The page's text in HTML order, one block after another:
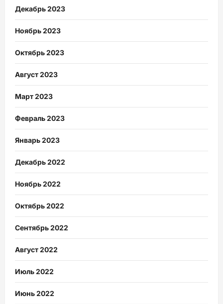
Декабрь 2023
Ноябрь 2023
Октябрь 2023
Август 2023
Март 2023
Февраль 2023
Январь 2023
Декабрь 2022
Ноябрь 2022
Октябрь 2022
Сентябрь 2022
Август 2022
Июль 2022
Июнь 2022